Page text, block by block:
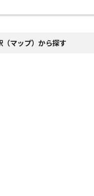
（マップ）から探す